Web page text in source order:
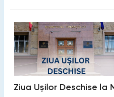
Ziua Ușilor Deschise la